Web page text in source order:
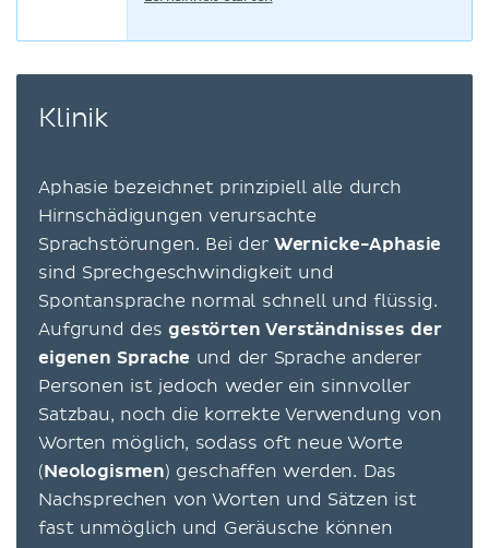
Klinik
Aphasie bezeichnet prinzipiell alle durch
Hirnschädigungen verursachte
Sprachstörungen. Bei der Wernicke-Aphasie
sind Sprechgeschwindigkeit und
Spontansprache normal schnell und flüssig.
Aufgrund desgestörten Verständnisses der
eigenen Sprache und der Sprache anderer
Personen ist jedoch weder ein sinnvoller
Satzbau, noch die korrekte Verwendung von
Worten möglich, sodass oft neue Worte
(Neologismen) geschaffen werden. Das
Nachsprechen von Worten und Sätzen ist
fast unmöglich und Geräusche können